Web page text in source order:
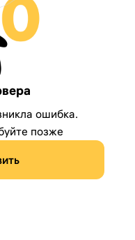
ошибка.
позже